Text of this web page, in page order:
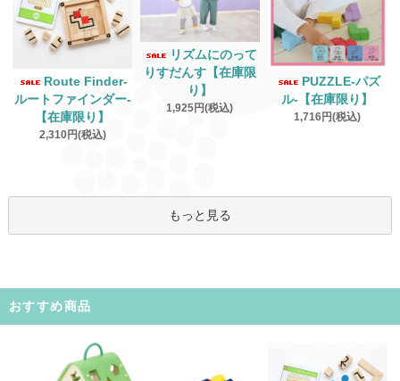
Route Finder‐
ルートファインダー‐
【在庫限り】
2,310円(税込)
リズムにのって
りすだんす【在庫限
り】
1,925円(税込)
PUZZLE‐パズ
ル‐【在庫限り】
1,716円(税込)
もっと見る
おすすめ商品